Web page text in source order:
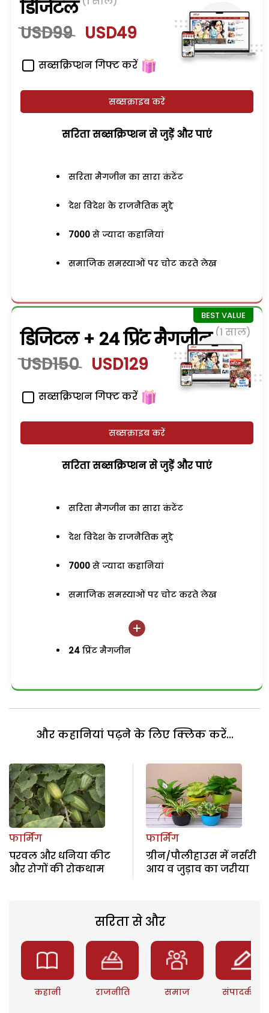
डिजिटल
USD99 USD49
सब्सक्रिप्शन गिफ्ट करें
सब्सक्राइब करें
सरिता सब्सक्रिप्शन से जुड़ेें और पाएं
सरिता मैगजीन का सारा कंटेंट
देश विदेश के राजनैतिक मुद्दे
7000 से ज्यादा कहानियां
समाजिक समस्याओं पर चोट करते लेख
डिजिटल + 24 प्रिंट मैगजीन (1 साल)
USD150 USD129
सब्सक्रिप्शन गिफ्ट करें
सब्सक्राइब करें
सरिता सब्सक्रिप्शन से जुड़ेें और पाएं
सरिता मैगजीन का सारा कंटेंट
देश विदेश के राजनैतिक मुद्दे
7000 से ज्यादा कहानियां
समाजिक समस्याओं पर चोट करते लेख
24 प्रिंट मैगजीन
और कहानियां पढ़ने के लिए क्लिक करें...
फार्मिंग
परवल और धनिया कीट
और रोगों की रोकथाम
फार्मिंग
ग्रीन/पौलीहाउस में नर्सरी
आय व जुड़ाव का जरीया
सरिता से और
कहानी राजनीति समाज संपादकीय